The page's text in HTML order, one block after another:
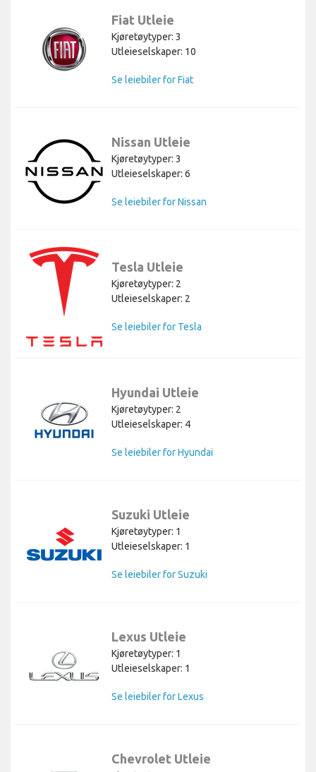
Fiat Utleie
Kjøretøytyper: 3
Utleieselskaper: 10
Se leiebiler for Fiat
Nissan Utleie
Kjøretøytyper: 3
Utleieselskaper: 6
Se leiebiler for Nissan
Tesla Utleie
Kjøretøytyper: 2
Utleieselskaper: 2
Se leiebiler for Tesla
Hyundai Utleie
Kjøretøytyper: 2
Utleieselskaper: 4
Se leiebiler for Hyundai
Suzuki Utleie
Kjøretøytyper: 1
Utleieselskaper: 1
Se leiebiler for Suzuki
Lexus Utleie
Kjøretøytyper: 1
Utleieselskaper: 1
Se leiebiler for Lexus
Chevrolet Utleie